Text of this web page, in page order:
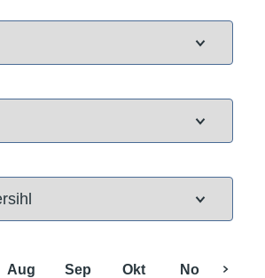
Aug Sep Okt Nov